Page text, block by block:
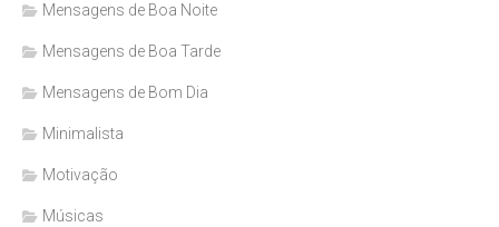
Mensagens de Boa Noite
Mensagens de Boa Tarde
Mensagens de Bom Dia
Minimalista
Motivação
Músicas